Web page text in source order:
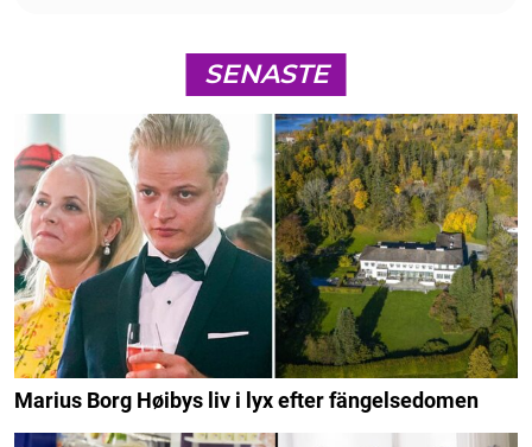
SENASTE
Marius Borg Høibys liv i lyx efter fängelsedomen